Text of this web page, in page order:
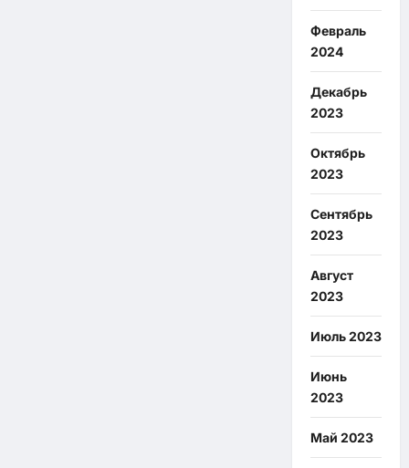
Февраль
2024
Декабрь
2023
Октябрь
2023
Сентябрь
2023
Август
2023
Июль 2023
Июнь
2023
Май 2023